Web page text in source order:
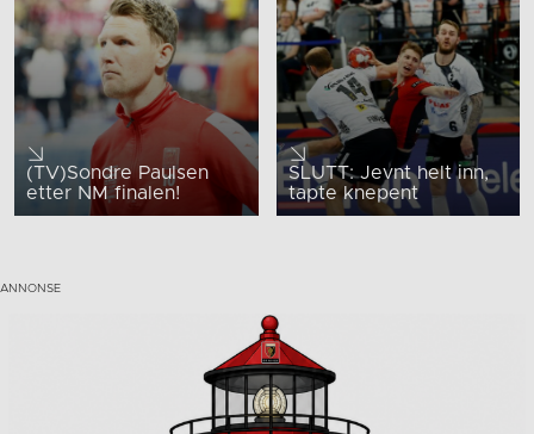
(TV)Sondre Paulsen
etter NM finalen!
SLUTT: Jevnt helt inn,
tapte knepent